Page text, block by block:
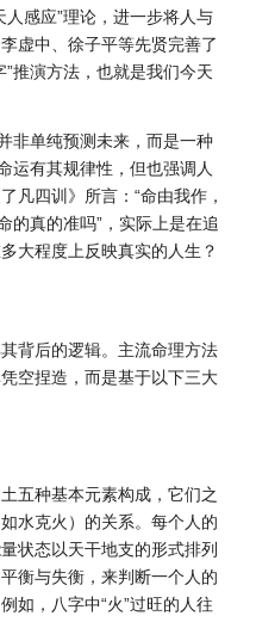
感应”理论，进一步将人与
虚中、徐子平等先贤完善了
推演方法，也就是我们今天
非单纯预测未来，而是一种
运有其规律性，但也强调人
凡四训》所言：“命由我作，
的真的准吗”，实际上是在追
大程度上反映真实的人生？
背后的逻辑。主流命理方法
空捏造，而是基于以下三大
五种基本元素构成，它们之
水克火）的关系。每个人的
状态以天干地支的形式排列
衡与失衡，来判断一个人的
如，八字中“火”过旺的人往